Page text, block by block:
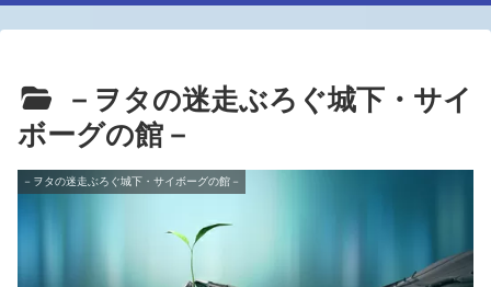
－ヲタの迷走ぶろぐ城下・サイ
ボーグの館－
－ヲタの迷走ぶろぐ城下・サイボーグの館－